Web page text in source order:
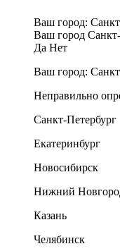
Ваш город:
Ваш город
Да Нет
Ваш город:
Неправильно
Санкт-Петербург
Екатеринбург
Новосибирск
Нижний
Казань
Челябинск